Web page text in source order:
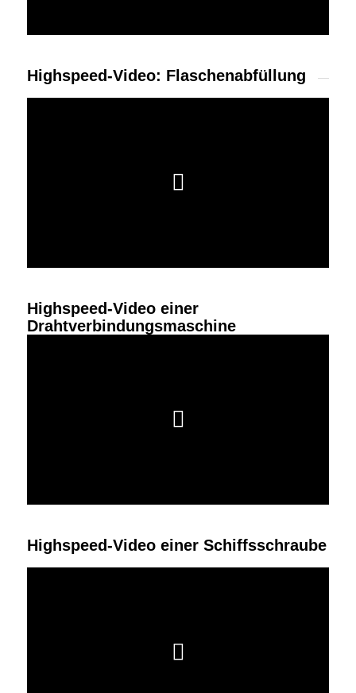
Highspeed-Video: Flaschenabfüllung
Highspeed-Video einer
Drahtverbindungsmaschine
Highspeed-Video einer Schiffsschraube